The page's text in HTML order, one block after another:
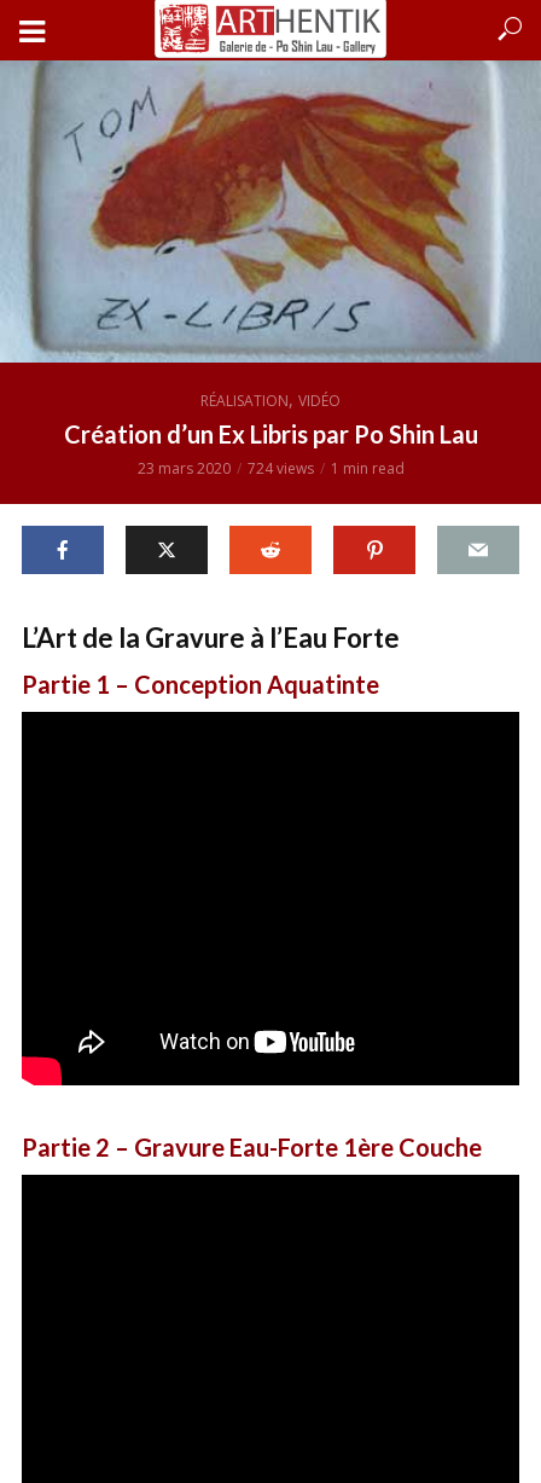
RÉALISATION, VIDÉO
Création d’un Ex Libris par Po Shin Lau
23 mars 2020 724 views 1 min read
L’Art de la Gravure à l’Eau Forte
Partie 1 – Conception Aquatinte
Partie 2 – Gravure Eau-Forte 1ère Couche